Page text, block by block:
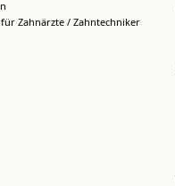
Zahnärzte / Zahntechniker